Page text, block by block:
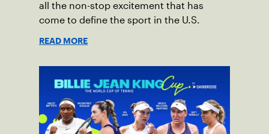
all the non-stop excitement that has
come to define the sport in the U.S.
READ MORE